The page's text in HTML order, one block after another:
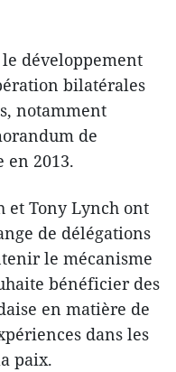
développement
bilatérales
notamment
de
en 2013.
et Tony Lynch ont
de délégations
le mécanisme
bénéficier des
en matière de
dans les
paix.